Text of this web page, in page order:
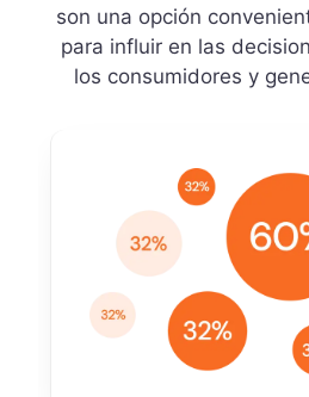
son una opción
para influir en las
los consumidores y